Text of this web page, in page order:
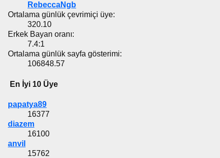
RebeccaNgb
Ortalama günlük çevrimiçi üye:
320.10
Erkek Bayan oranı:
7.4:1
Ortalama günlük sayfa gösterimi:
106848.57
En İyi 10 Üye
papatya89
16377
diazem
16100
anvil
15762